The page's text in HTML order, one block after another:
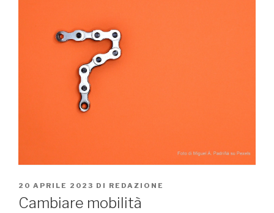
PUBBLICATO
IL
20 APRILE 2023 DI REDAZIONE
Cambiare mobilità